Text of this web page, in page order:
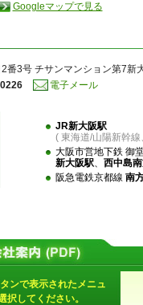
Googleマップで見る
番3号 チサンマンション第7新
電子メール
JR新大阪駅
( 東海道/山陽新幹
大阪市営地下鉄 御
新大阪駅、 西中島
阪急電鉄京都線 南
ンで表示されたメニュ
択してください。